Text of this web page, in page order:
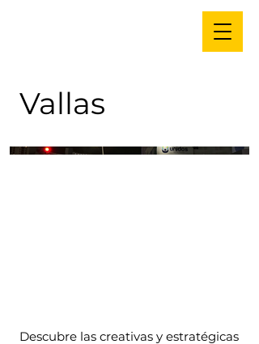
Vallas
Descubre las creativas y estratégicas